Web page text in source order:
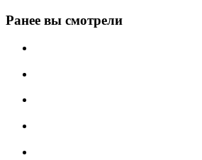
Ранее вы смотрели